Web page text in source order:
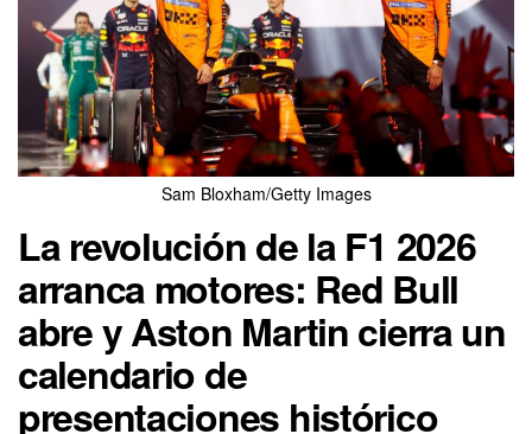
Sam Bloxham/Getty Images
La revolución de la F1 2026
arranca motores: Red Bull
abre y Aston Martin cierra un
calendario de
presentaciones histórico